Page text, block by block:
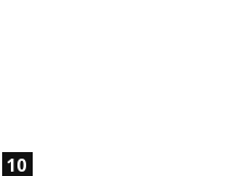
Preces īpašības
10